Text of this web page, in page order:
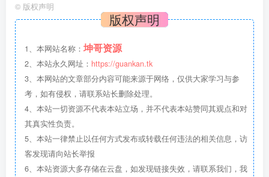
© 版权声明
版权声明
1、本网站名称： 坤哥资源
2、本站永久网址： https://guankan.tk
3、本网站的文章部分内容可能来源于网络，仅供大家学习与参
考，如有侵权，请联系站长删除处理。
4、本站一切资源不代表本站立场，并不代表本站赞同其观点和对
其真实性负责。
5、本站一律禁止以任何方式发布或转载任何违法的相关信息，访
客发现请向站长举报
6、本站资源大多存储在云盘，如发现链接失效，请联系我们，我